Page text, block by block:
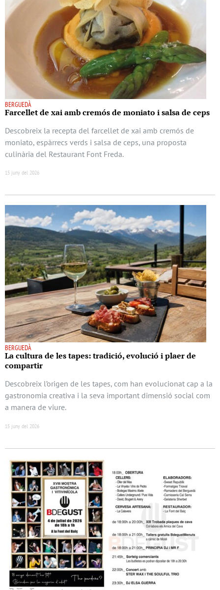
BERGUEDÀ
Farcellet de xai amb cremós de moniato i salsa de ceps
Descobreix la recepta del farcellet de xai amb cremós de
moniato, espàrrecs verds i salsa de ceps, una proposta
culinària del Restaurant Font Freda.
15 juny del 2026
BERGUEDÀ
La cultura de les tapes: tradició, evolució i plaer de
compartir
Descobreix l’origen de les tapes, com han evolucionat cap a la
gastronomia creativa i la seva important dimensió social com
a manera de viure.
15 juny del 2026